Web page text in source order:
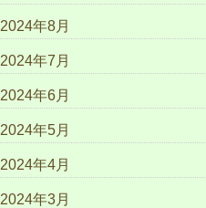
2024年8月
2024年7月
2024年6月
2024年5月
2024年4月
2024年3月